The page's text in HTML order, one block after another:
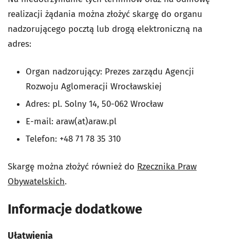
realizacji żądania można złożyć skargę do organu
nadzorującego pocztą lub drogą elektroniczną na
adres:
Organ nadzorujący: Prezes zarządu Agencji
Rozwoju Aglomeracji Wrocławskiej
Adres: pl. Solny 14, 50-062 Wrocław
E-mail: araw(at)araw.pl
Telefon: +48 71 78 35 310
Skargę można złożyć również do Rzecznika Praw
Obywatelskich.
Informacje dodatkowe
Ułatwienia